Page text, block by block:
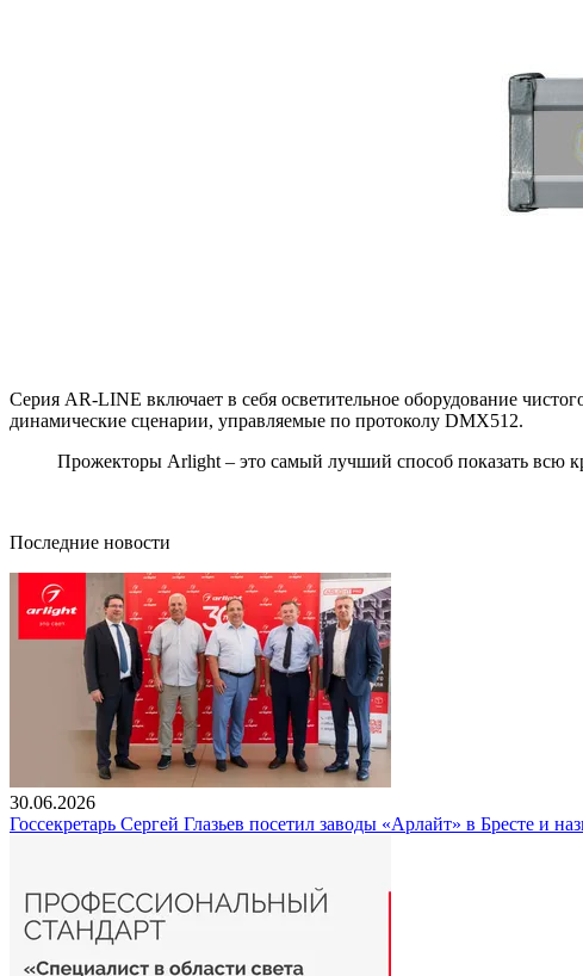
Серия AR-LINE включает в себя осветительное оборудование
динамические сценарии, управляемые по протоколу DMX512.
Прожекторы Arlight – это самый лучший способ показать всю
Последние новости
30.06.2026
Госсекретарь Сергей Глазьев посетил заводы «Арлайт» в Бресте и